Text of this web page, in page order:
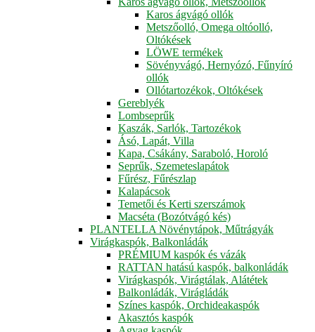
Karos ágvágó ollók
Metszőolló, Omega oltóolló,
Oltókések
LÖWE termékek
Sövényvágó, Hernyózó, Fűnyíró
ollók
Ollótartozékok, Oltókések
Gereblyék
Lombseprűk
Kaszák, Sarlók, Tartozékok
Ásó, Lapát, Villa
Kapa, Csákány, Saraboló, Horoló
Seprűk, Szemeteslapátok
Fűrész, Fűrészlap
Kalapácsok
Temetői és Kerti szerszámok
Macséta (Bozótvágó kés)
PLANTELLA Növénytápok, Műtrágyák
Virágkaspók, Balkonládák
PRÉMIUM kaspók és vázák
RATTAN hatású kaspók, balkonládák
Virágkaspók, Virágtálak, Alátétek
Balkonládák, Virágládák
Színes kaspók, Orchideakaspók
Akasztós kaspók